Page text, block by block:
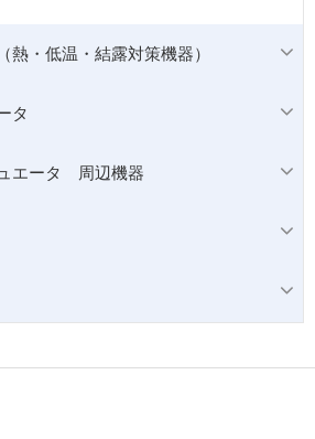
熱・低温・結露対策機器）
タ
エータ 周辺機器